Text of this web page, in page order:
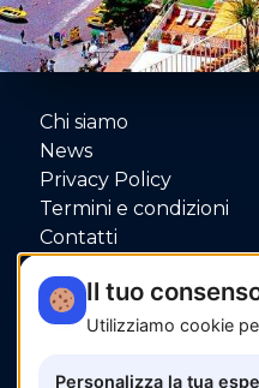
Chi siamo
News
Privacy Policy
Termini e condizioni
Contatti
Il tuo
Utilizziamo cookie
Personalizza la tua